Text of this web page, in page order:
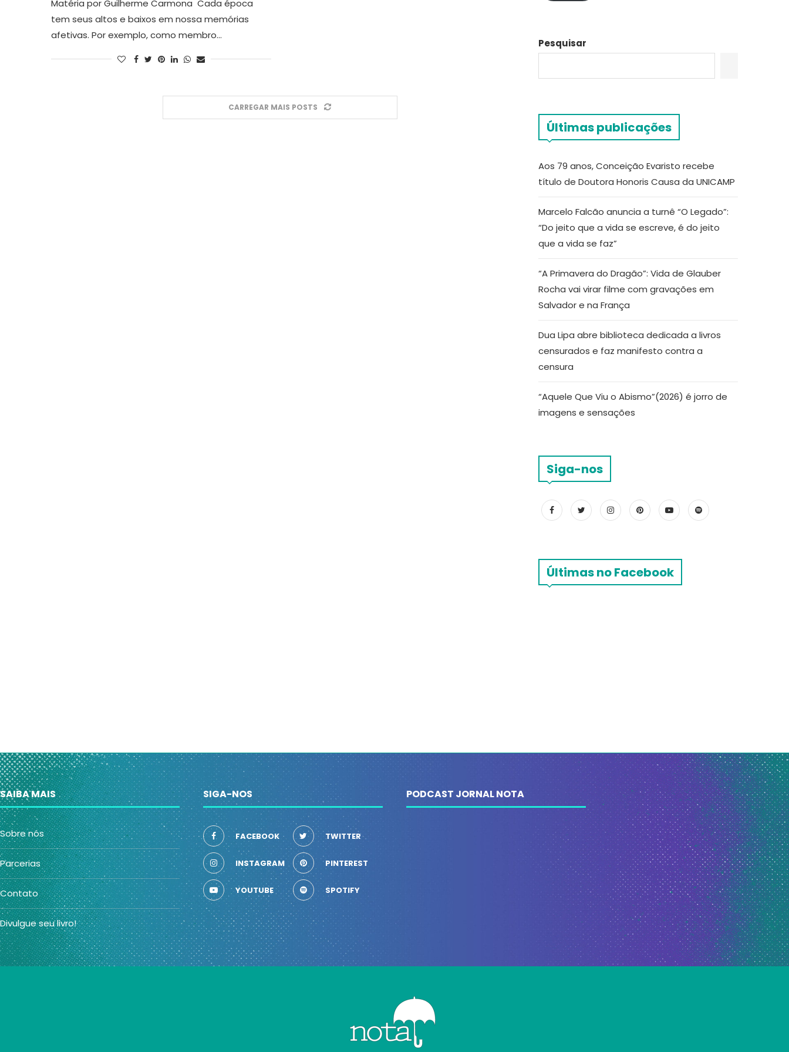
Matéria por Guilherme Carmona Cada época
tem seus altos e baixos em nossa memórias
afetivas. Por exemplo, como membro…
CARREGAR MAIS POSTS
Pesquisar
Últimas publicações
Aos 79 anos, Conceição Evaristo recebe
título de Doutora Honoris Causa da UNICAMP
Marcelo Falcão anuncia a turnê “O Legado”:
“Do jeito que a vida se escreve, é do jeito
que a vida se faz”
“A Primavera do Dragão”: Vida de Glauber
Rocha vai virar filme com gravações em
Salvador e na França
Dua Lipa abre biblioteca dedicada a livros
censurados e faz manifesto contra a
censura
“Aquele Que Viu o Abismo”(2026) é jorro de
imagens e sensações
Siga-nos
Últimas no Facebook
SAIBA MAIS
Sobre nós
Parcerias
Contato
Divulgue seu livro!
SIGA-NOS
FACEBOOK TWITTER
INSTAGRAM PINTEREST
YOUTUBE SPOTIFY
PODCAST JORNAL NOTA